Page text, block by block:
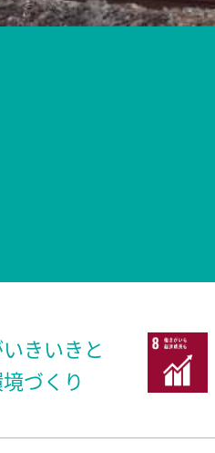
きいきと
づくり